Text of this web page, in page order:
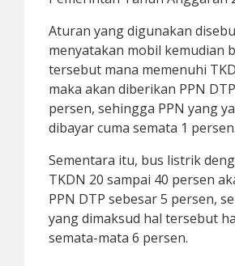
Aturan yang digunakan
menyatakan mobil kemudian
tersebut mana memenuhi
maka akan diberikan PPN
persen, sehingga PPN yang
dibayar cuma semata 1 persen.
Sementara itu, bus listrik
TKDN 20 sampai 40 persen
PPN DTP sebesar 5 persen,
yang dimaksud hal tersebut
semata-mata 6 persen.